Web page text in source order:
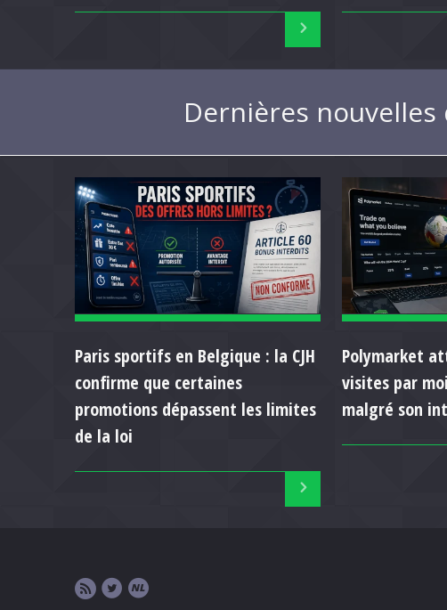
Dernières
Paris sportifs en Belgique : la CJH
confirme que certaines
promotions dépassent les limites
de la loi
Polymarket
visites par
malgré son